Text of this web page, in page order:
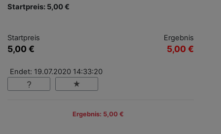
Startpreis: 5,00 €
Startpreis
5,00 €
Ergebnis
5,00 €
Endet: 19.07.2020 14:33:20
Ergebnis: 5,00 €